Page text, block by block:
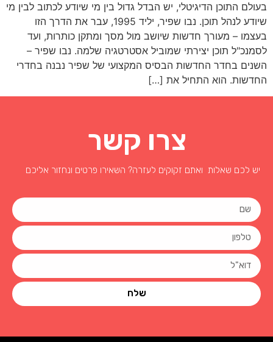
בעולם התוכן הדיגיטלי, יש הבדל גדול בין מי שיודע לכתוב לבין מי
שיודע לנהל תוכן. נבו שפיר, יליד 1995, עבר את הדרך הזו
בעצמו – מעורך חדשות שיושב מול מסך ומתקן כותרות, ועד
לסמנכ"ל תוכן יצירתי שמוביל אסטרטגיה שלמה. נבו שפיר –
השנים בחדר החדשות הבסיס המקצועי של שפיר נבנה בחדרי
החדשות. הוא התחיל את […]
צרו קשר
יש לכם שאלות ואתם זקוקים לעזרה? השאירו פרטים ונחזור אליכם
שלח